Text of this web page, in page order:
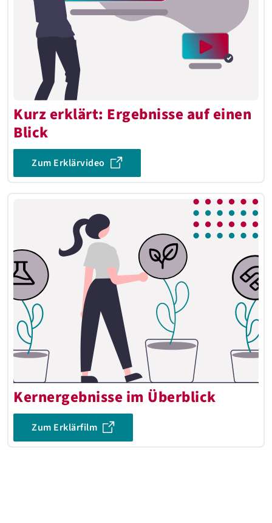
Kurz erklärt: Ergebnisse auf einen
Blick
Zum Erklärvideo
Kernergebnisse im Überblick
Zum Erklärfilm